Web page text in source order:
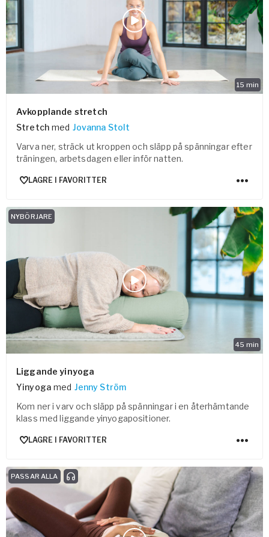
Bli samarbeidspartner med Yogobe
Yogobe Health & Care
Yogobes helsesatsinger for å styrke folkehelsen
global_menu.more.far.title
global_menu.more.far.desc
For bedrifter og arbeidsgivere
organisasjoner
Pausa Smart
Yogobe för yogalærere
15 min
Avkopplande stretch
Stretch med Jovanna Stolt
Varva ner, sträck ut kroppen och släpp på spänningar efter
träningen, arbetsdagen eller inför natten.
LAGRE I FAVORITTER
45 min
NYBÖRJARE
Liggande yinyoga
Yinyoga med Jenny Ström
Kom ner i varv och släpp på spänningar i en återhämtande
klass med liggande yinyogapositioner.
LAGRE I FAVORITTER
PASSAR ALLA